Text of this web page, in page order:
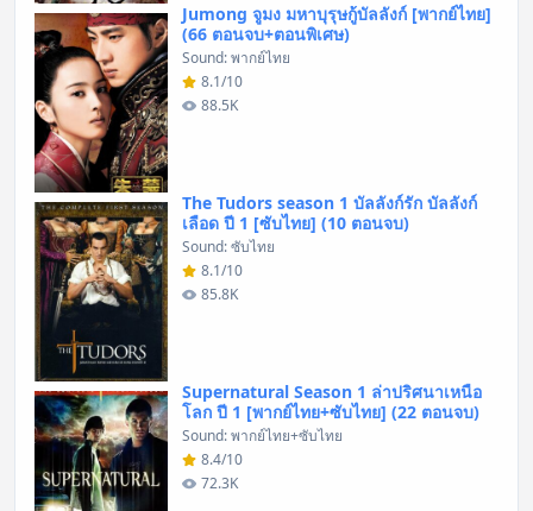
Jumong จูมง มหาบุรุษกู้บัลลังก์ [พากย์ไทย]
(66 ตอนจบ+ตอนพิเศษ)
Sound: พากย์ไทย
8.1/10
88.5K
The Tudors season 1 บัลลังก์รัก บัลลังก์
เลือด ปี 1 [ซับไทย] (10 ตอนจบ)
Sound: ซับไทย
8.1/10
85.8K
Supernatural Season 1 ล่าปริศนาเหนือ
โลก ปี 1 [พากย์ไทย+ซับไทย] (22 ตอนจบ)
Sound: พากย์ไทย+ซับไทย
8.4/10
72.3K